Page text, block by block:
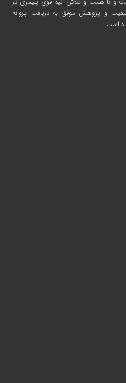
و پژوهش موفق به دریافت پروانه
است.